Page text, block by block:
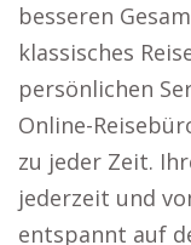
besseren
klassisches
persönlichen
Online-
zu jeder Zeit.
jederzeit und
entspannt auf